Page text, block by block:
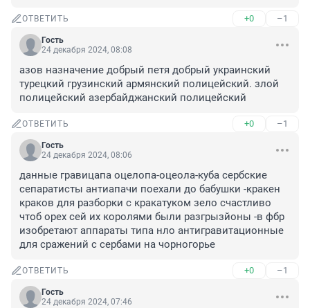
ОТВЕТИТЬ +0 –1
Гость
24 декабря 2024, 08:08
азов назначение добрый петя добрый украинский
турецкий грузинский армянский полицейский. злой
полицейский азербайджанский полицейский
ОТВЕТИТЬ +0 –1
Гость
24 декабря 2024, 08:06
данные гравицапа оцелопа-оцеола-куба сербские
сепаратисты антиапачи поехали до бабушки -кракен
краков для разборки с кракатуком зело счастливо
чтоб орех сей их королями были разгрызйоны -в фбр
изобретают аппараты типа нло антигравитационные
для сражений с сербами на чорногорье
ОТВЕТИТЬ +0 –1
Гость
24 декабря 2024, 07:46